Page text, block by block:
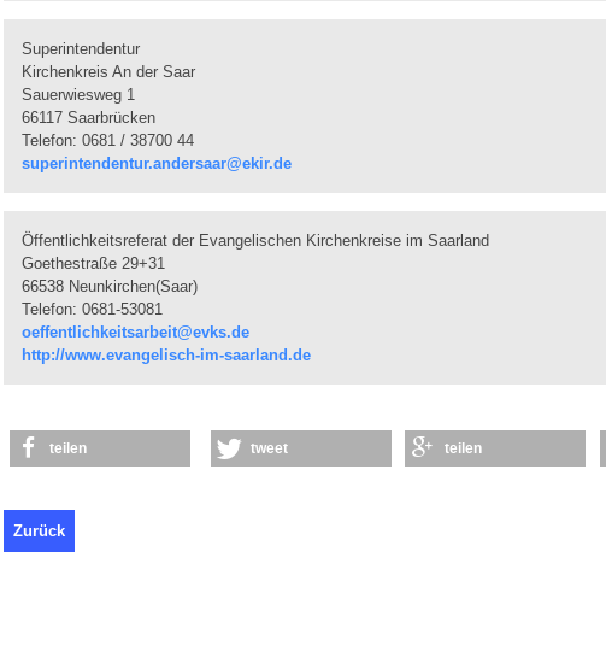
Superintendentur
Kirchenkreis An der Saar
Sauerwiesweg 1
66117 Saarbrücken
Telefon: 0681 / 38700 44
superintendentur.andersaar@ekir.de
Öffentlichkeitsreferat der Evangelischen Kirchenkreise im Saarland
Goethestraße 29+31
66538 Neunkirchen(Saar)
Telefon: 0681-53081
oeffentlichkeitsarbeit@evks.de
http://www.evangelisch-im-saarland.de
teilen tweet teilen
Zurück